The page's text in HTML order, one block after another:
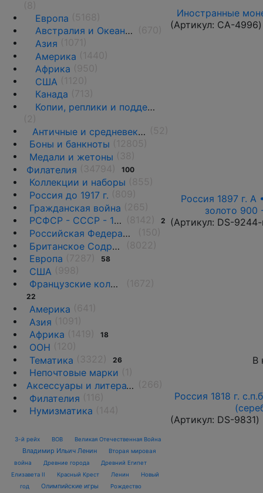
Европа
Австралия и Океания
Азия
Америка
Африка
США
Канада
Копии, реплики и подделки
Античные и средневековые государства
Боны и банкноты
Медали и жетоны
Филателия
100
Коллекции и наборы
Россия до 1917 г.
Гражданская война
РСФСР - СССР - 1918 - 1991
2
Российская Федерация(1992 г.-н.д.)
Британское Содружество
Европа
58
США
Французские колонии и территории
22
Америка
Азия
Африка
18
ООН
Тематика
26
Непочтовые марки
Аксессуары и литература
Филателия
Нумизматика
3-й рейх ВОВ Великая Отечественная Война
Владимир Ильич Ленин
Вторая мировая
война
Древние города
Древний Египет
Елизавета II
Красный Крест Ленин
Новый
год
Олимпийские игры Рождество
Иностранные
(Артикул: CA-4996)
Россия 1897 г. А
золото 900
(Артикул: DS-
В
Россия 1818 г.
(Артикул: DS-9831)